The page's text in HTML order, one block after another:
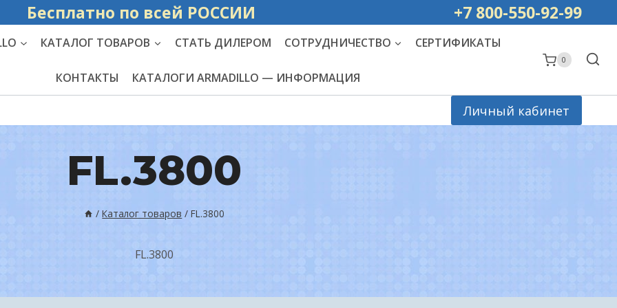
Бесплатно по всей РОССИИ +7 800-550-92-99
КАТАЛОГ ТОВАРОВ СТАТЬ ДИЛЕРОМ СОТРУДНИЧЕСТВО СЕРТИФИКАТЫ
КОНТАКТЫ КАТАЛОГИ ARMADILLO — ИНФОРМАЦИЯ
0
Личный кабинет
FL.3800
/ Каталог товаров / FL.3800
FL.3800